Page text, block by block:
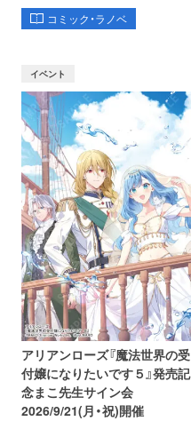
コミック・ラノベ
イベント
アリアンローズ『魔法世界の受
付嬢になりたいです５』発売記
念まこ先生サイン会
2026/9/21(月・祝)開催